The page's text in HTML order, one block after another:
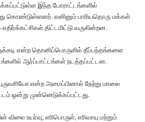
இந்த போராட்டங்களில்
கொண்டுள்ளனர். எனினும் பாரியதொரு மக்கள்
திட்டமிட்டு வருகின்றன.
என்ற தொனிப்பொருளில் தீப்பந்தங்களை
ஆர்ப்பாட்டங்கள் நடத்தப்பட்டன.
என்ற அமைப்பினால் நேற்று மாலை
ஒன்று முன்னெடுக்கப்பட்டது.
உயர்வு, எரிபொருள், எரிவாயு மற்றும்